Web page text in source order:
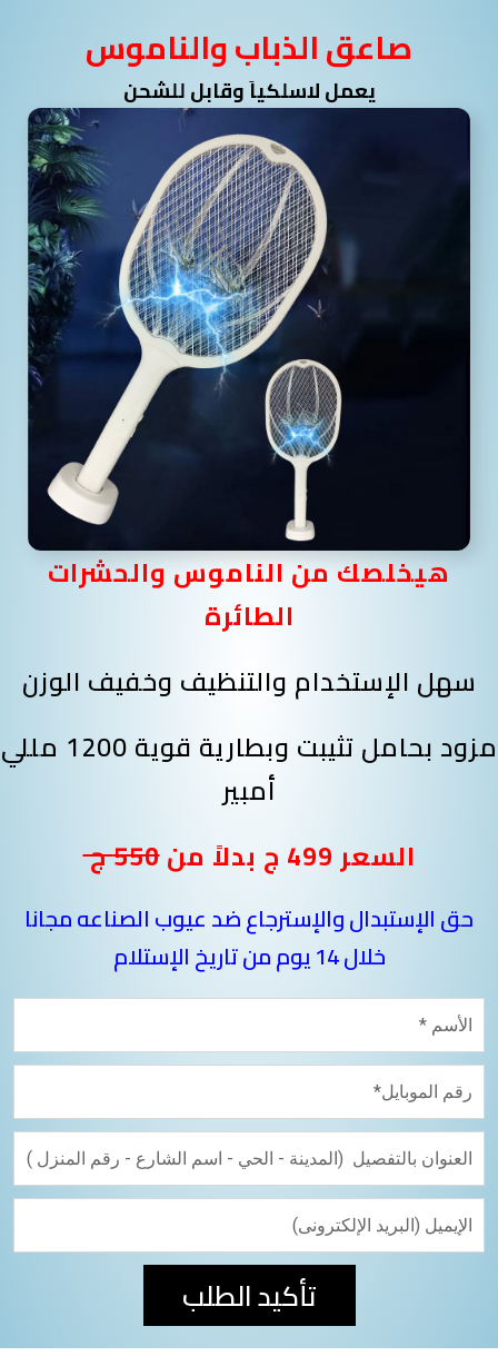
صاعق الذباب والناموس
يعمل لاسلكياَ وقابل للشحن
هيخلصك من الناموس والحشرات
الطائرة
سهل الإستخدام والتنظيف وخفيف الوزن
مزود بحامل تثيبت وبطارية قوية 1200 مللي
أمبير
السعر 499 ج بدلاً من
550 ج
حق الإستبدال والإسترجاع ضد عيوب الصناعه مجانا
خلال 14 يوم من تاريخ الإستلام
تأكيد الطلب